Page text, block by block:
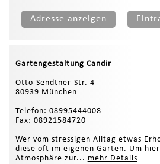
Adresse anzeigen
Gartengestaltung Candir
Otto-Sendtner-Str. 4
80939 München
Telefon: 08995444008
Fax: 08921584720
Wer vom stressigen Alltag etwas
diese oft im eigenen Garten. Um
Atmosphäre zur... mehr Details